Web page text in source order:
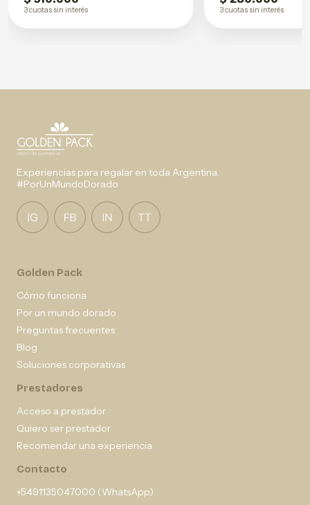
3 cuotas sin interés 3 cuotas sin interés
Experiencias para regalar en toda Argentina.
#PorUnMundoDorado
Golden Pack
Cómo funciona
Por un mundo dorado
Preguntas frecuentes
Blog
Soluciones corporativas
Prestadores
Acceso a prestador
Quiero ser prestador
Recomendar una experiencia
Contacto
+5491135047000 (WhatsApp)